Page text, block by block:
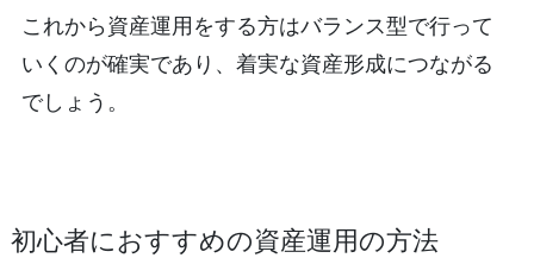
これから資産運用をする方はバランス型で行って
いくのが確実であり、着実な資産形成につながる
でしょう。
初心者におすすめの資産運用の方法